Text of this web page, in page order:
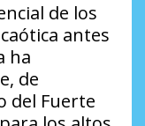
de los
antes
ha
de
del Fuerte